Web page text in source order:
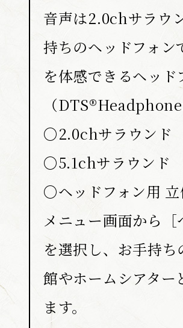
音声は2.0chサラウ
持ちのヘッドフォ
を体感できるヘッ
（
〇2.0chサラウンド
〇5.1chサラウンド
〇ヘッドフォン用
メニュー画面から
を選択し、お手持
館やホームシアタ
ます。